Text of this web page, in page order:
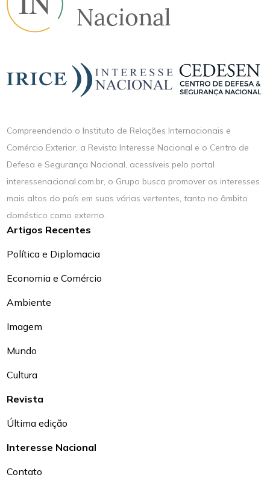
Compreendendo o Instituto de Relações Internacionais e
Comércio Exterior, a Revista Interesse Nacional e o Centro de
Defesa e Segurança Nacional, acessíveis pelo portal
interessenacional.com.br, o Grupo busca promover os interesses
mais altos do país em suas várias vertentes, tanto no âmbito
doméstico como externo.
Artigos Recentes
Política e Diplomacia
Economia e Comércio
Ambiente
Imagem
Mundo
Cultura
Revista
Última edição
Interesse Nacional
Contato